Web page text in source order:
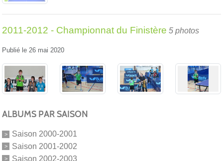
2011-2012 - Championnat du Finistère 5 photos
Publié le 26 mai 2020
ALBUMS PAR SAISON
Saison 2000-2001
Saison 2001-2002
Saison 2002-2003